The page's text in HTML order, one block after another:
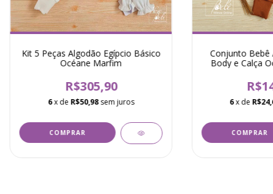
Kit 5 Peças Algodão Egípcio Básico
Océane Marfim
R$305,90
6x de R$50,98 sem juros
COMPRAR
Conjunto Bebê
Body e Calça
6x de
COMPRAR